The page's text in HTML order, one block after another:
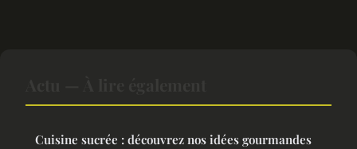
Cuisine sucrée : découvrez nos idées gourmandes